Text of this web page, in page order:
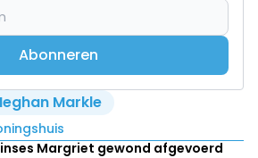
Abonneren
Markle
Margriet gewond afgevoerd